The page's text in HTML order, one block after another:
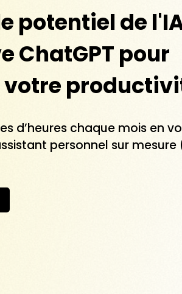
potentiel de
ChatGPT pour
d’heures chaque mois en
personnel sur mesure